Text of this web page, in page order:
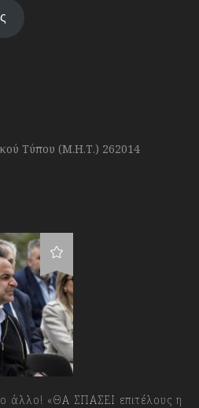
Τύπου (Μ.Η.Τ.) 262014
«ΘΑ ΣΠΑΣΕΙ επιτέλους η